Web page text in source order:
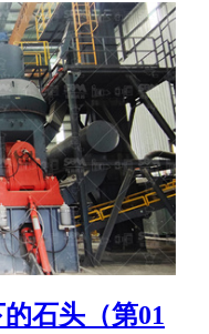
石头（第01